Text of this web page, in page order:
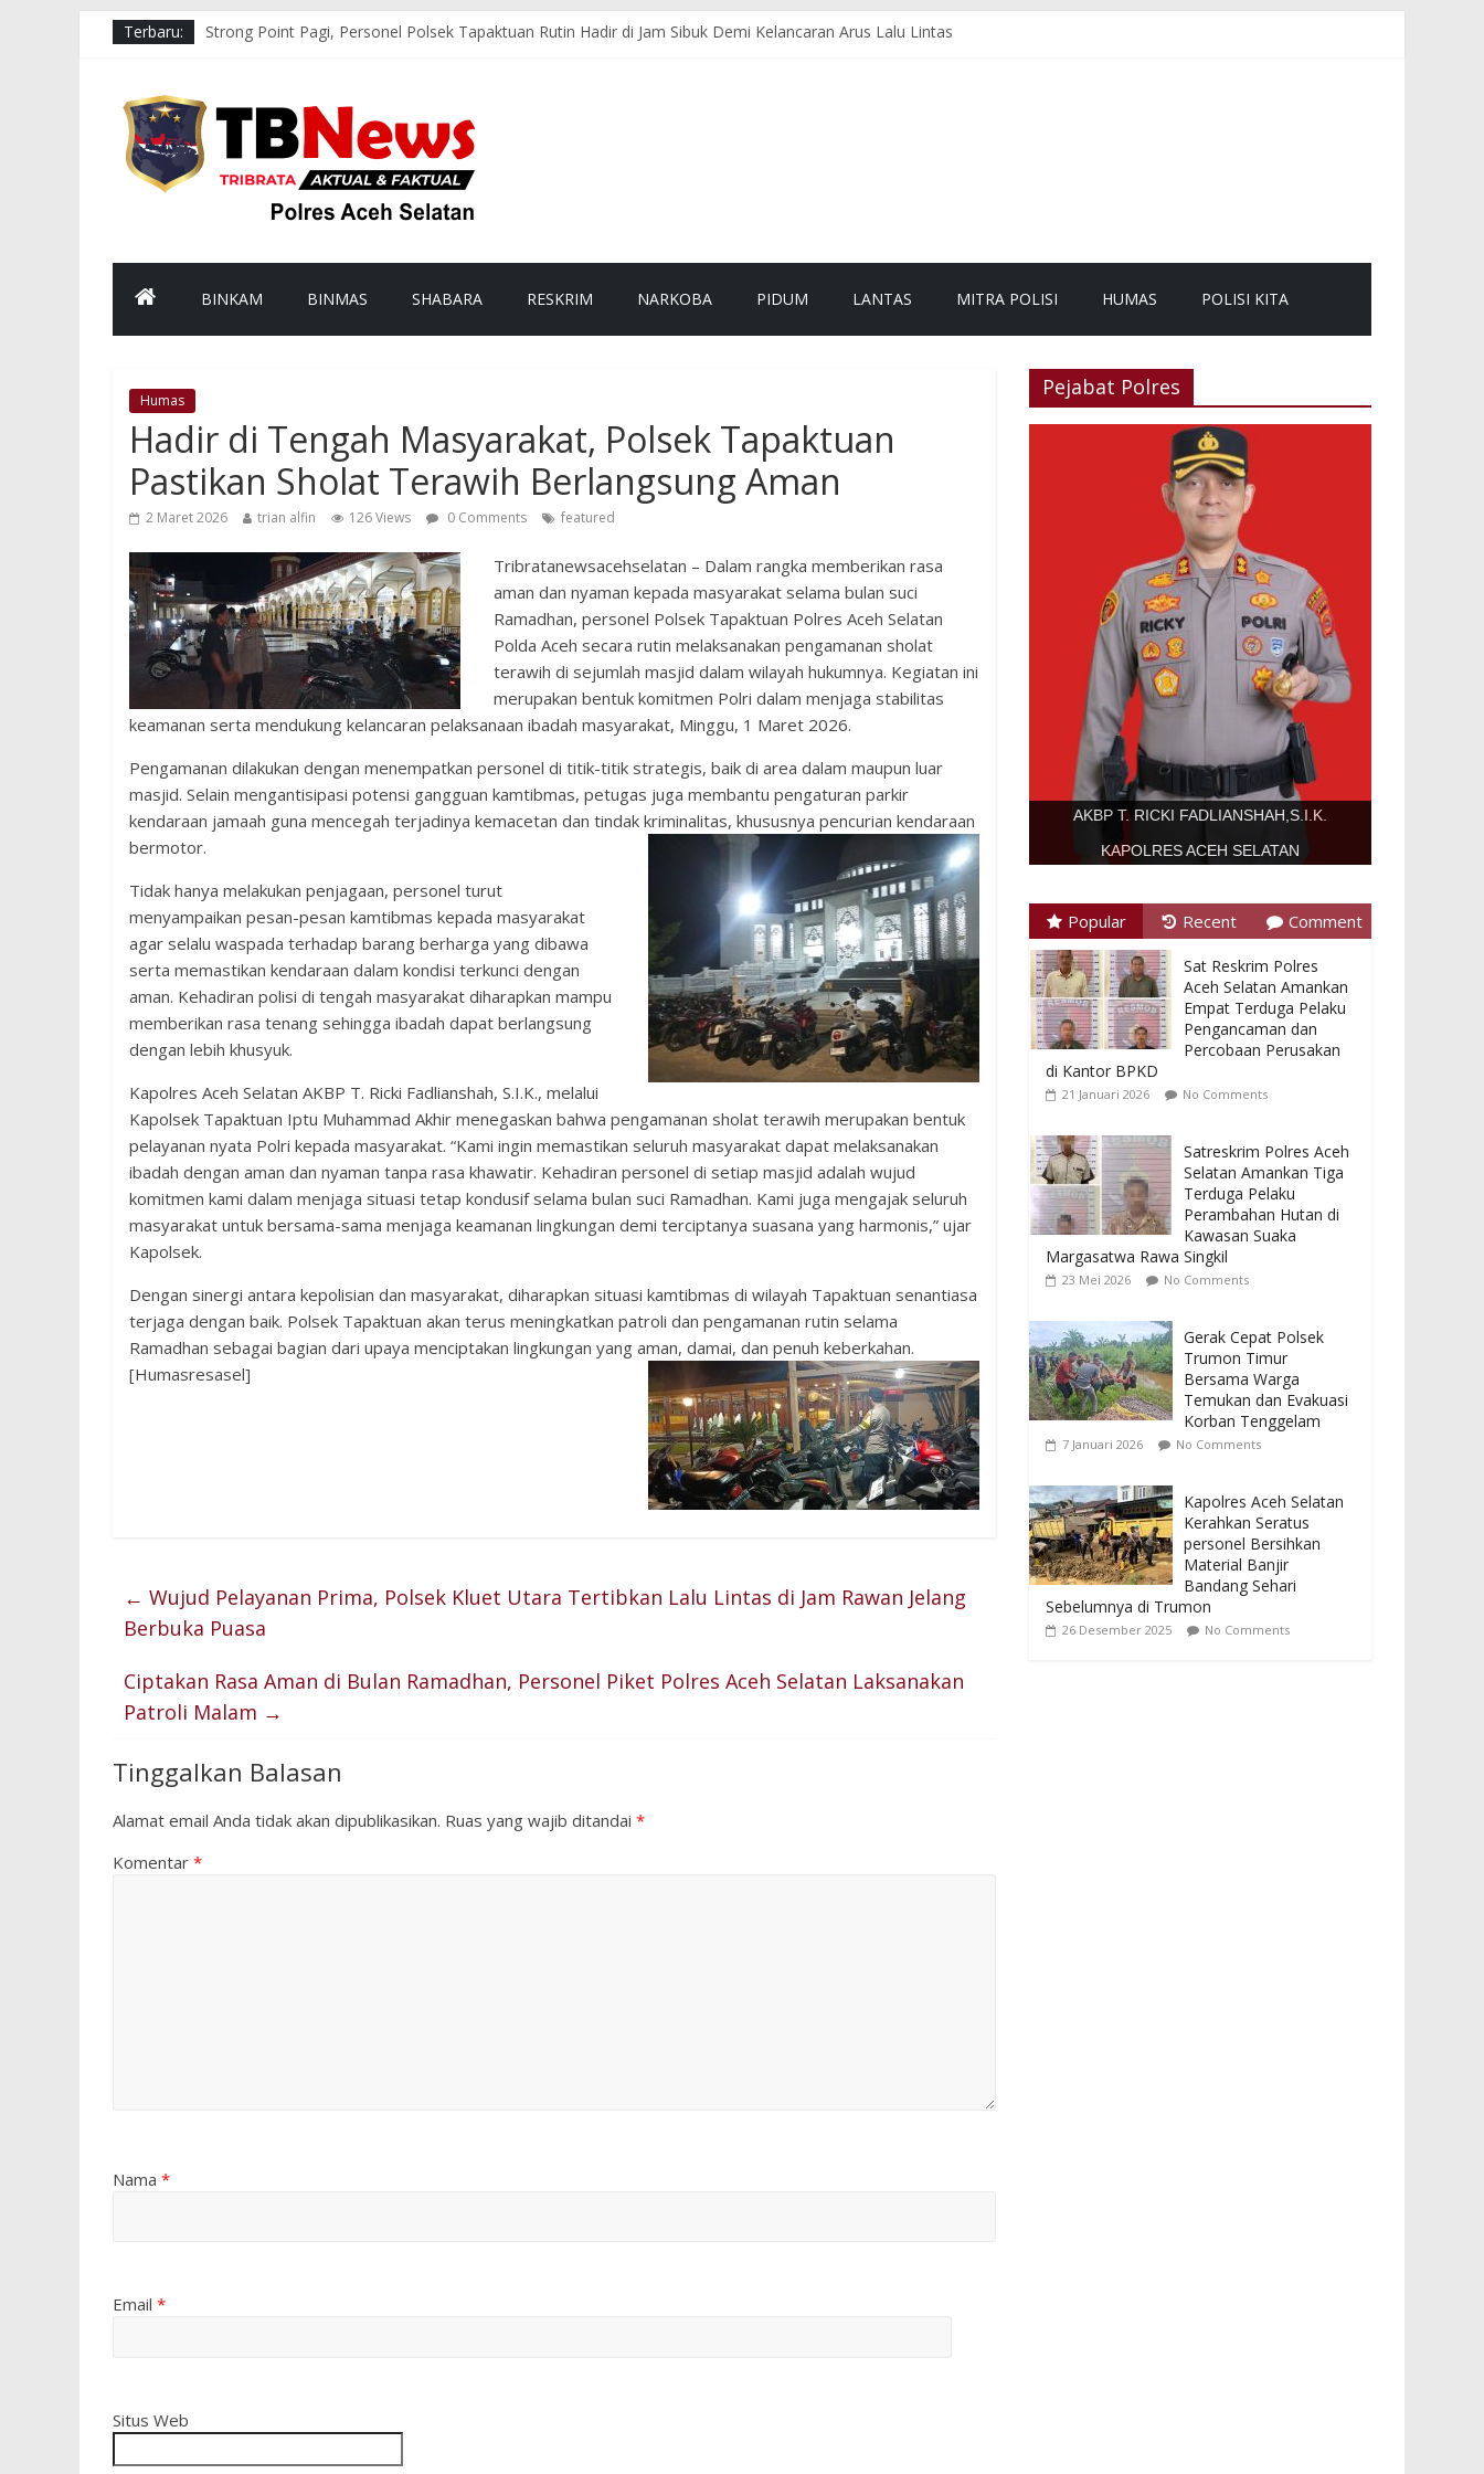
Terbaru:
Strong Point Pagi, Personel Polsek Tapaktuan Rutin Hadir di Jam Sibuk Demi Kelancaran Arus Lalu Lintas
Bhabinkamtibmas Polsek Kluet Selatan Sambangi Warga, Dengarkan Aspirasi dan Sampaikan Pesan Kamtibmas
Melalui Binrohtal Virtual, Polres Aceh Selatan Perkokoh Keimanan dan Integritas Personel
BINKAM BINMAS SHABARA RESKRIM NARKOBA PIDUM LANTAS MITRA POLISI HUMAS POLISI KITA
Humas
Hadir di Tengah Masyarakat, Polsek Tapaktuan
Pastikan Sholat Terawih Berlangsung Aman
2 Maret 2026 trian alfin 126 Views 0 Comments featured
Tribratanewsacehselatan – Dalam rangka memberikan rasa
aman dan nyaman kepada masyarakat selama bulan suci
Ramadhan, personel Polsek Tapaktuan Polres Aceh Selatan
Polda Aceh secara rutin melaksanakan pengamanan sholat
terawih di sejumlah masjid dalam wilayah hukumnya. Kegiatan ini
merupakan bentuk komitmen Polri dalam menjaga stabilitas
keamanan serta mendukung kelancaran pelaksanaan ibadah masyarakat, Minggu, 1 Maret 2026.
Pengamanan dilakukan dengan menempatkan personel di titik-titik strategis, baik di area dalam maupun luar
masjid. Selain mengantisipasi potensi gangguan kamtibmas, petugas juga membantu pengaturan parkir
kendaraan jamaah guna mencegah terjadinya kemacetan dan tindak kriminalitas, khususnya pencurian kendaraan
bermotor.
Tidak hanya melakukan penjagaan, personel turut
menyampaikan pesan-pesan kamtibmas kepada masyarakat
agar selalu waspada terhadap barang berharga yang dibawa
serta memastikan kendaraan dalam kondisi terkunci dengan
aman. Kehadiran polisi di tengah masyarakat diharapkan mampu
memberikan rasa tenang sehingga ibadah dapat berlangsung
dengan lebih khusyuk.
Kapolres Aceh Selatan AKBP T. Ricki Fadlianshah, S.I.K., melalui
Kapolsek Tapaktuan Iptu Muhammad Akhir menegaskan bahwa pengamanan sholat terawih merupakan bentuk
pelayanan nyata Polri kepada masyarakat. “Kami ingin memastikan seluruh masyarakat dapat melaksanakan
ibadah dengan aman dan nyaman tanpa rasa khawatir. Kehadiran personel di setiap masjid adalah wujud
komitmen kami dalam menjaga situasi tetap kondusif selama bulan suci Ramadhan. Kami juga mengajak seluruh
masyarakat untuk bersama-sama menjaga keamanan lingkungan demi terciptanya suasana yang harmonis,” ujar
Kapolsek.
Dengan sinergi antara kepolisian dan masyarakat, diharapkan situasi kamtibmas di wilayah Tapaktuan senantiasa
terjaga dengan baik. Polsek Tapaktuan akan terus meningkatkan patroli dan pengamanan rutin selama
Ramadhan sebagai bagian dari upaya menciptakan lingkungan yang aman, damai, dan penuh keberkahan.
[Humasresasel]
← Wujud Pelayanan Prima, Polsek Kluet Utara Tertibkan Lalu Lintas di Jam Rawan Jelang
Berbuka Puasa
Ciptakan Rasa Aman di Bulan Ramadhan, Personel Piket Polres Aceh Selatan Laksanakan
Patroli Malam →
Tinggalkan Balasan
Alamat email Anda tidak akan dipublikasikan. Ruas yang wajib ditandai *
Komentar *
Nama *
Email *
Situs Web
Pejabat Polres
AKBP T. RICKI FADLIANSHAH,S.I.K.
KAPOLRES ACEH SELATAN
Popular Recent Comment
Sat Reskrim Polres
Aceh Selatan Amankan
Empat Terduga Pelaku
Pengancaman dan
Percobaan Perusakan
di Kantor BPKD
21 Januari 2026 No Comments
Satreskrim Polres Aceh
Selatan Amankan Tiga
Terduga Pelaku
Perambahan Hutan di
Kawasan Suaka
Margasatwa Rawa Singkil
23 Mei 2026 No Comments
Gerak Cepat Polsek
Trumon Timur
Bersama Warga
Temukan dan Evakuasi
Korban Tenggelam
7 Januari 2026 No Comments
Kapolres Aceh Selatan
Kerahkan Seratus
personel Bersihkan
Material Banjir
Bandang Sehari
Sebelumnya di Trumon
26 Desember 2025 No Comments